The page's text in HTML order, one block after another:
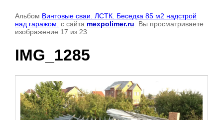
Альбом Винтовые сваи. ЛСТК. Беседка 85 м2 надстрой
над гаражом. с сайта mexpolimer.ru . Вы просматриваете
изображение 17 из 23
IMG_1285